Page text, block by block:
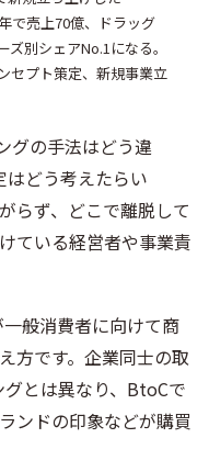
で売上70億、ドラッグ
ズ別シェアNo.1になる。
セプト策定、新規事業立
グの手法はどう違
はどう考えたらい
らず、どこで離脱して
ている経営者や事業責
般消費者に向けて商
方です。企業同士の取
とは異なり、BtoCで
ンドの印象などが購買